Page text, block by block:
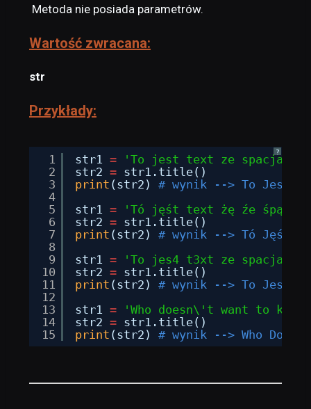
Metoda nie posiada parametrów.
Wartość zwracana:
str
Przykłady:
?
1
2
3
4
5
6
7
8
9
10
11
12
13
14
15
str1 =
'To jest text ze spacjami'
str2 = str1.title()
print (str2) # wynik --> To Jest
str1 =
'Tó jęśt text żę źe
str2 = str1.title()
print (str2) # wynik --> Tó Jęśt
str1 =
'To jes4 t3xt ze spacjami'
str2 = str1.title()
print (str2) # wynik --> To Jes4
str1 =
'Who doesn\'t want to
str2 = str1.title()
print (str2) # wynik --> Who